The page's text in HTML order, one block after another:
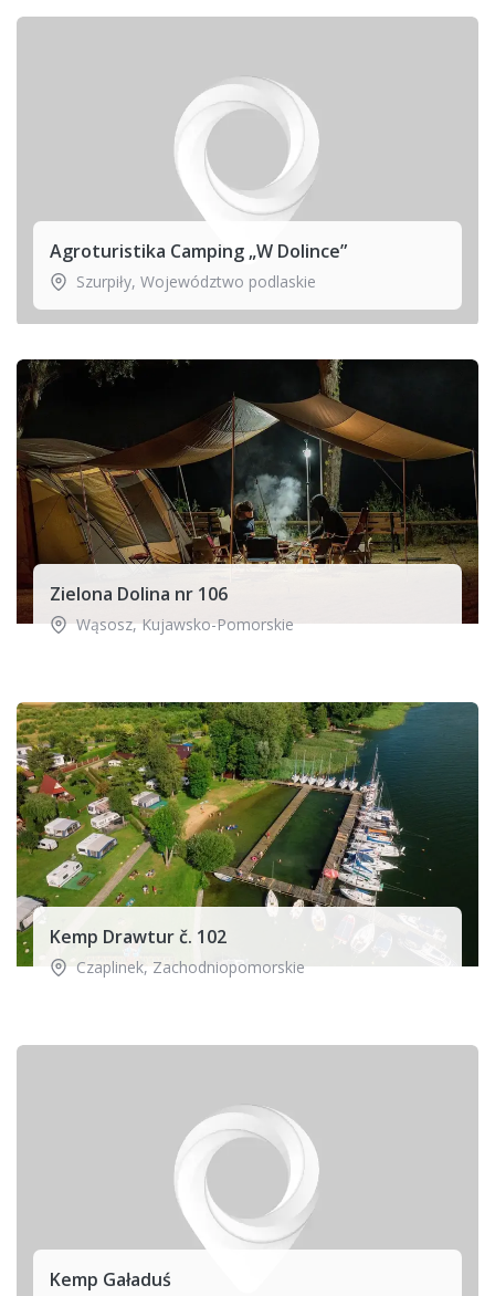
Agroturistika Camping „W Dolince”
Szurpiły, Województwo podlaskie
Zielona Dolina nr 106
Wąsosz,Kujawsko-Pomorskie
Kemp Drawtur č. 102
Czaplinek, Zachodniopomorskie
Kemp Gaładuś